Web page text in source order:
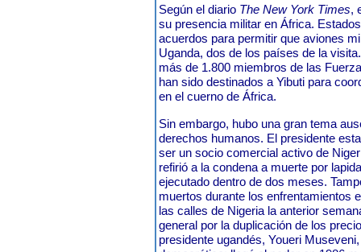
Según el diario The New York Times,
su presencia militar en África.
acuerdos para permitir que aviones
Uganda, dos de los países de la
más de 1.800 miembros de las
han sido destinados a Yibuti para
en el cuerno de África.
Sin embargo, hubo una gran tema
derechos humanos. El presidente
ser un socio comercial activo de
refirió a la condena a muerte por
ejecutado dentro de dos meses.
muertos durante los enfrentamientos
las calles de Nigeria la anterior
general por la duplicación de los
presidente ugandés, Youeri Museveni,